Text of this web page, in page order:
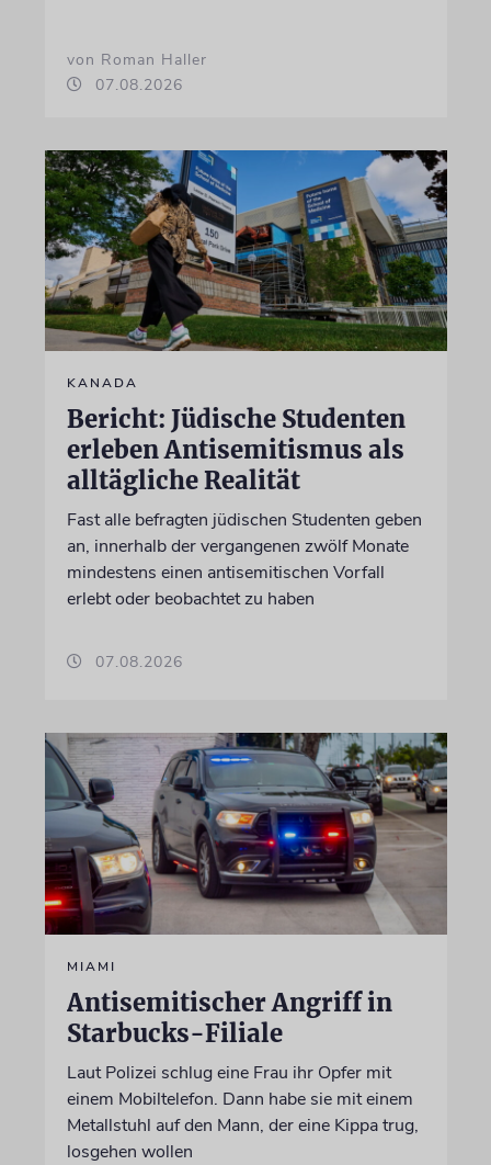
von Roman Haller
07.08.2026
KANADA
Bericht: Jüdische Studenten
erleben Antisemitismus als
alltägliche Realität
Fast alle befragten jüdischen Studenten geben
an, innerhalb der vergangenen zwölf Monate
mindestens einen antisemitischen Vorfall
erlebt oder beobachtet zu haben
07.08.2026
MIAMI
Antisemitischer Angriff in
Starbucks-Filiale
Laut Polizei schlug eine Frau ihr Opfer mit
einem Mobiltelefon. Dann habe sie mit einem
Metallstuhl auf den Mann, der eine Kippa trug,
losgehen wollen